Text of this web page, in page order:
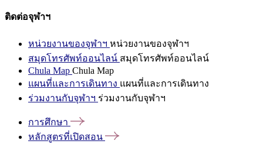
ติดต่อจุฬาฯ
หน่วยงานของจุฬาฯ หน่วยงานของจุฬาฯ
สมุดโทรศัพท์ออนไลน์ สมุดโทรศัพท์ออนไลน์
Chula Map Chula Map
แผนที่และการเดินทาง แผนที่และการเดินทาง
ร่วมงานกับจุฬาฯ ร่วมงานกับจุฬาฯ
การศึกษา
หลักสูตรที่เปิดสอน